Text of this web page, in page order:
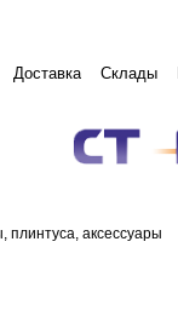
Доставка Склады
плинтуса, аксессуары